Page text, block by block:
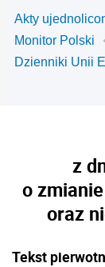
Akty
Monitor Polski
Dzienniki Unii
z
o
oraz
Tekst